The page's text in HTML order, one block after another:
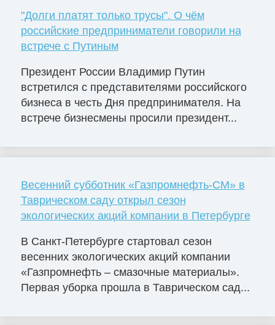
"Долги платят только трусы". О чём
российские предприниматели говорили на
встрече с Путиным
Президент России Владимир Путин
встретился с представителями российского
бизнеса в честь Дня предпринимателя. На
встрече бизнесмены просили президент...
Весенний субботник «Газпромнефть-СМ» в
Таврическом саду открыл сезон
экологических акций компании в Петербурге
В Санкт-Петербурге стартовал сезон
весенних экологических акций компании
«Газпромнефть – смазочные материалы».
Первая уборка прошла в Таврическом сад...